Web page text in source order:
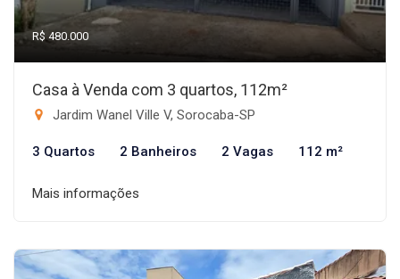
R$ 480.000
Casa à Venda com 3 quartos, 112m²
Jardim Wanel Ville V, Sorocaba-SP
3 Quartos 2 Banheiros 2 Vagas 112 m²
Mais informações